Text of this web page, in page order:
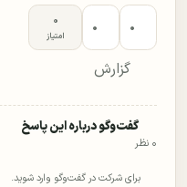
۰ ۰ ۰
امتیاز
گزارش
گفت‌وگو درباره این پاسخ
۰ نظر
برای شرکت در گفت‌وگو وارد شوید.